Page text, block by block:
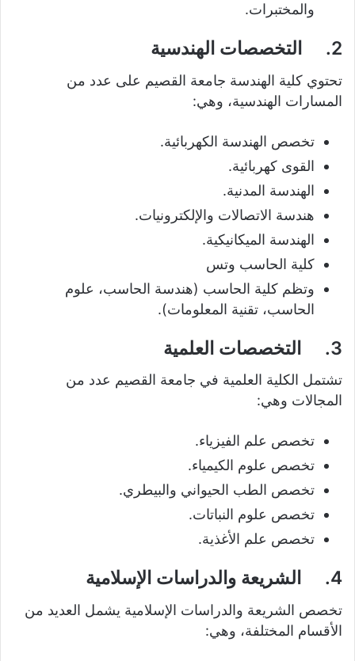
والمختبرات.
2. التخصصات الهندسية
تحتوي كلية الهندسة جامعة القصيم على عدد من
المسارات الهندسية، وهي:
تخصص الهندسة الكهربائية.
القوى كهربائية.
الهندسة المدنية.
هندسة الاتصالات والإلكترونيات.
الهندسة الميكانيكية.
كلية الحاسب وتس
وتظم كلية الحاسب (هندسة الحاسب، علوم
الحاسب، تقنية المعلومات).
3. التخصصات العلمية
تشتمل الكلية العلمية في جامعة القصيم عدد من
المجالات وهي:
تخصص علم الفيزياء.
تخصص علوم الكيمياء.
تخصص الطب الحيواني والبيطري.
تخصص علوم النباتات.
تخصص علم الأغذية.
4. الشريعة والدراسات الإسلامية
تخصص الشريعة والدراسات الإسلامية يشمل العديد من
الأقسام المختلفة، وهي: